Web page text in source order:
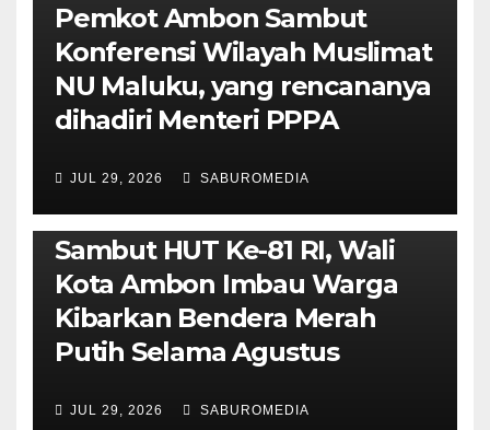
Pemkot Ambon Sambut
Konferensi Wilayah Muslimat
NU Maluku, yang rencananya
dihadiri Menteri PPPA
JUL 29, 2026 SABUROMEDIA
AMBON METRO POLITIK & PEMERINTAHAN
Sambut HUT Ke-81 RI, Wali
Kota Ambon Imbau Warga
Kibarkan Bendera Merah
Putih Selama Agustus
JUL 29, 2026 SABUROMEDIA
PENDIDIKAN & OLAHRAGA THE MOLUCCAS